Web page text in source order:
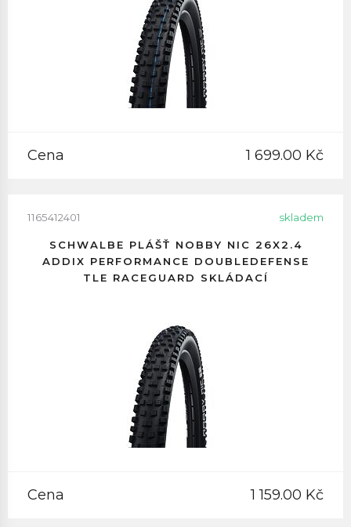
Cena 1 699.00 Kč
1165412401 skladem
SCHWALBE PLÁŠŤ NOBBY NIC 26X2.4
ADDIX PERFORMANCE DOUBLEDEFENSE
TLE RACEGUARD SKLÁDACÍ
Cena 1 159.00 Kč